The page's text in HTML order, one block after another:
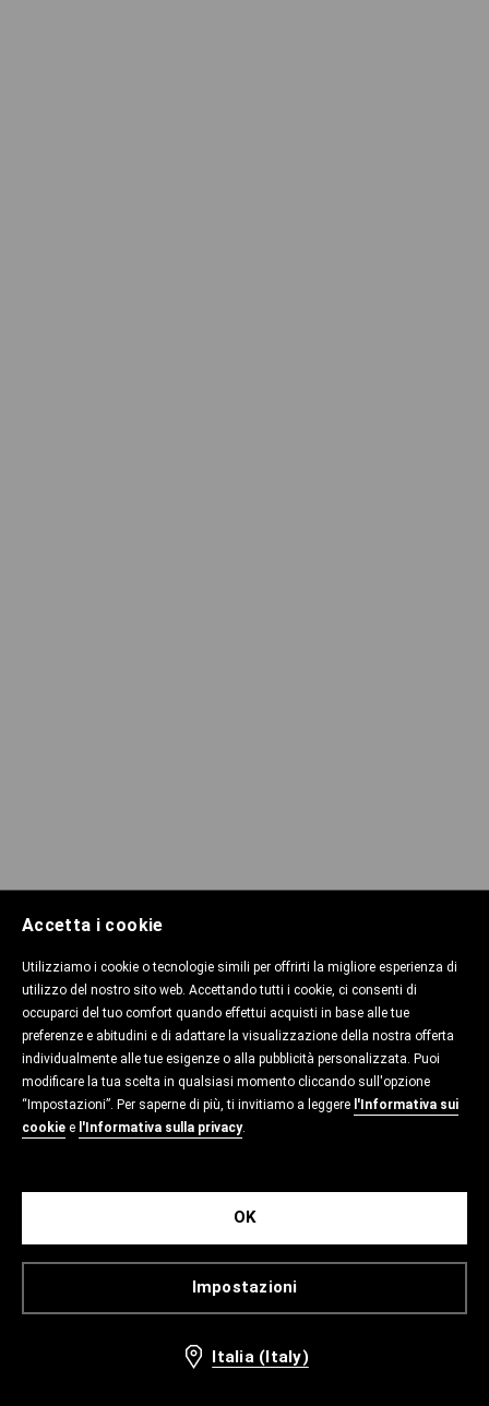
Accetta i cookie
Utilizziamo i cookie o tecnologie simili per offrirti la migliore esperienza di
utilizzo del nostro sito web. Accettando tutti i cookie, ci consenti di
occuparci del tuo comfort quando effettui acquisti in base alle tue
preferenze e abitudini e di adattare la visualizzazione della nostra offerta
individualmente alle tue esigenze o alla pubblicità personalizzata. Puoi
modificare la tua scelta in qualsiasi momento cliccando sull'opzione
“Impostazioni”. Per saperne di più, ti invitiamo a leggere l'Informativa sui
cookie e l'Informativa sulla privacy.
Impostazioni
OK
Italia (Italy)